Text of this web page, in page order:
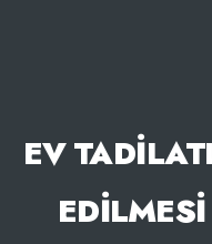
EV